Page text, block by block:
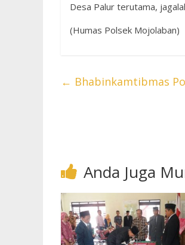
Desa Palur terutama,
(Humas Polsek Mojolaban)
← Bhabinkamtibmas
Anda Juga